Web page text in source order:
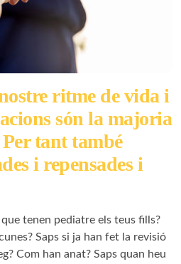
ritme de vida i
són la majoria
tant també
i repensades i
tenen pediatre els teus fills?
Saps si ja han fet la revisió
Com han anat? Saps quan heu